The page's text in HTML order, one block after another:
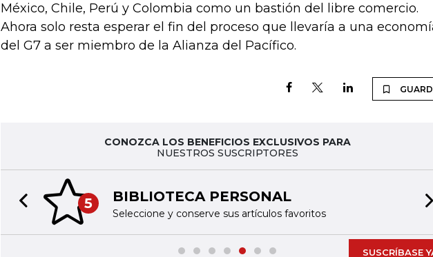
México, Chile, Perú y Colombia como un bastión del libre comercio.
Ahora solo resta esperar el fin del proceso que llevaría a una
del G7 a ser miembro de la Alianza del Pacífico.
CONOZCA LOS BENEFICIOS EXCLUSIVOS PARA
NUESTROS SUSCRIPTORES
5 BIBLIOTECA PERSONAL
Seleccione y conserve sus artículos favoritos
Previous slide
SUSCRÍBASE